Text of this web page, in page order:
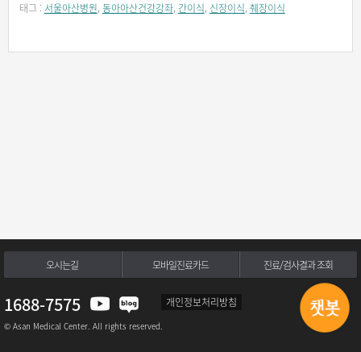
태그 : 서울아산병원, 동아아산건강강좌, 간이식, 신장이식, 췌장이식
오시는길 모바일진료카드 진료/검사결과 조회
1688-7575 개인정보처리방침
© Asan Medical Center. All rights reserved.